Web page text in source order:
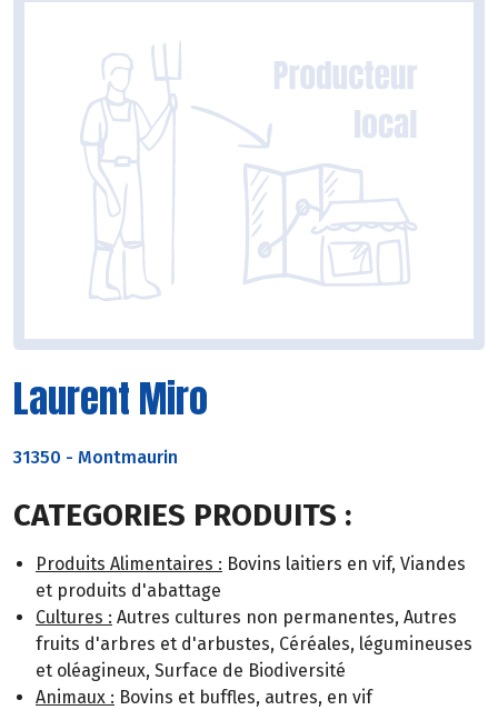
Laurent Miro
31350 - Montmaurin
CATEGORIES PRODUITS :
Produits Alimentaires : Bovins laitiers en vif, Viandes
et produits d'abattage
Cultures : Autres cultures non permanentes, Autres
fruits d'arbres et d'arbustes, Céréales, légumineuses
et oléagineux, Surface de Biodiversité
Animaux : Bovins et buffles, autres, en vif